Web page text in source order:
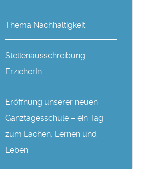
Thema Nachhaltigkeit
Stellenausschreibung
ErzieherIn
Eröffnung unserer neuen
Ganztagesschule – ein Tag
zum Lachen, Lernen und
Leben